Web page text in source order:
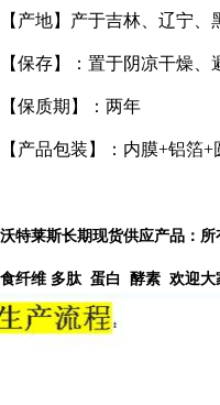
【产地】产于吉林、辽宁、
【保存】：置于阴凉干燥、
【保质期】：两年
【产品包装】：内膜+铝箔
沃特莱斯长期现货供应产品：
食纤维 多肽 蛋白 酵素 欢迎大